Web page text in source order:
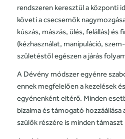
rendszeren keresztül a központi
követi a csecsemők
kúszás, mászás, ülés, felállás) és
(kézhasználat, manipuláció,
születéstől egészen a járás
A Dévény módszer egyénre
ennek megfelelően a kezelések
egyénenként eltérő. Minden
bizalma és támogató hozzáállása
szülők részére is minden